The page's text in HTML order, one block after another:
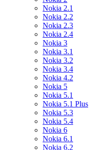
Nokia 2.1
Nokia 2.2
Nokia 2.3
Nokia 2.4
Nokia 3
Nokia 3.1
Nokia 3.2
Nokia 3.4
Nokia 4.2
Nokia 5
Nokia 5.1
Nokia 5.1 Plus
Nokia 5.3
Nokia 5.4
Nokia 6
Nokia 6.1
Nokia 6.2